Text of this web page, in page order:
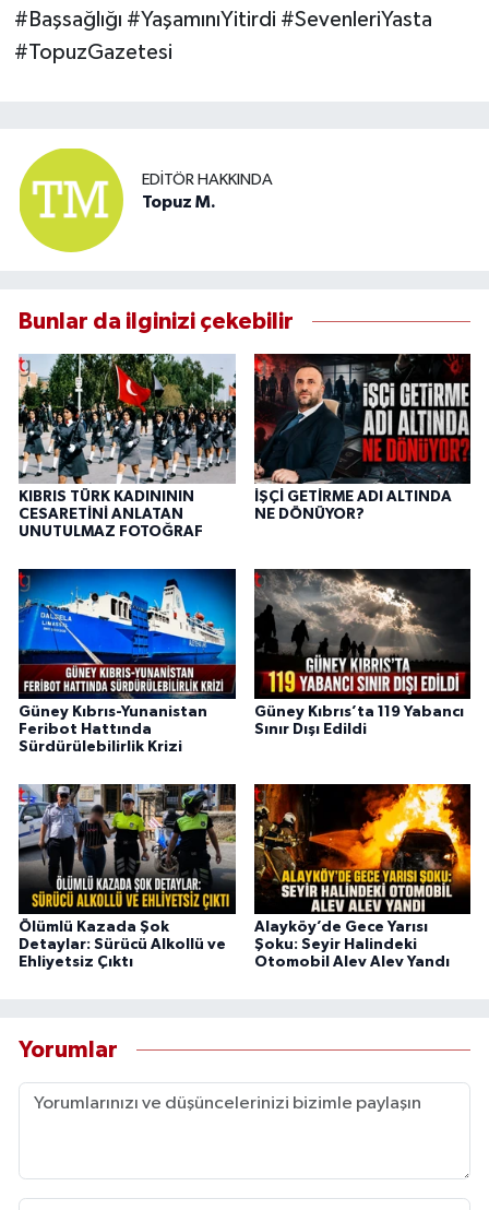
#Başsağlığı #YaşamınıYitirdi #SevenleriYasta
#TopuzGazetesi
EDITÖR HAKKINDA
Topuz M.
Bunlar da ilginizi çekebilir
KIBRIS TÜRK KADINININ
CESARETİNİ ANLATAN
UNUTULMAZ FOTOĞRAF
İŞÇİ GETİRME ADI ALTINDA
NE DÖNÜYOR?
Güney Kıbrıs-Yunanistan
Feribot Hattında
Sürdürülebilirlik Krizi
Güney Kıbrıs’ta 119 Yabancı
Sınır Dışı Edildi
Ölümlü Kazada Şok
Detaylar: Sürücü Alkollü ve
Ehliyetsiz Çıktı
Alayköy’de Gece Yarısı
Şoku: Seyir Halindeki
Otomobil Alev Alev Yandı
Yorumlar